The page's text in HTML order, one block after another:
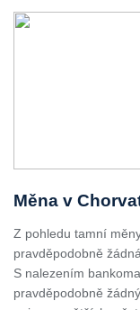
Měna v
Z pohledu tamní
pravděpodobně
S nalezením
pravděpodobně